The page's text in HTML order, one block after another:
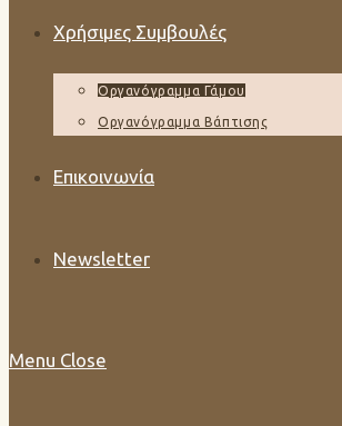
Χρήσιμες Συμβουλές
Οργανόγραμμα Γάμου
Οργανόγραμμα Βάπτισης
Επικοινωνία
Newsletter
Menu Close